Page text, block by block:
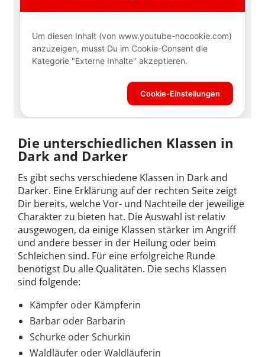
Die unterschiedlichen Klassen in
Dark and Darker
Es gibt sechs verschiedene Klassen in Dark and
Darker. Eine Erklärung auf der rechten Seite zeigt
Dir bereits, welche Vor- und Nachteile der jeweilige
Charakter zu bieten hat. Die Auswahl ist relativ
ausgewogen, da einige Klassen stärker im Angriff
und andere besser in der Heilung oder beim
Schleichen sind. Für eine erfolgreiche Runde
benötigst Du alle Qualitäten. Die sechs Klassen
sind folgende:
Kämpfer oder Kämpferin
Barbar oder Barbarin
Schurke oder Schurkin
Waldläufer oder Waldläuferin